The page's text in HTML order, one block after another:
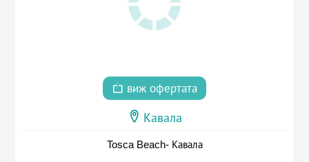
виж офертата
Кавала
Tosca Beach- Кавала